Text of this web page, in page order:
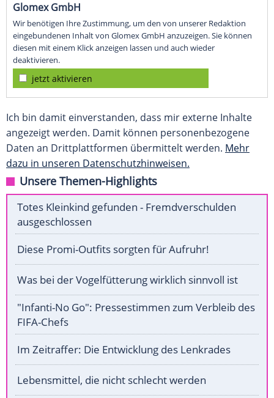
Glomex GmbH
Wir benötigen Ihre Zustimmung, um den von unserer Redaktion
eingebundenen Inhalt von Glomex GmbH anzuzeigen. Sie können
diesen mit einem Klick anzeigen lassen und auch wieder
deaktivieren.
jetzt aktivieren
Ich bin damit einverstanden, dass mir externe Inhalte
angezeigt werden. Damit können personenbezogene
Daten an Drittplattformen übermittelt werden. Mehr
dazu in unseren Datenschutzhinweisen.
Unsere Themen-Highlights
Totes Kleinkind gefunden - Fremdverschulden
ausgeschlossen
Diese Promi-Outfits sorgten für Aufruhr!
Was bei der Vogelfütterung wirklich sinnvoll ist
"Infanti-No Go": Pressestimmen zum Verbleib des
FIFA-Chefs
Im Zeitraffer: Die Entwicklung des Lenkrades
Lebensmittel, die nicht schlecht werden